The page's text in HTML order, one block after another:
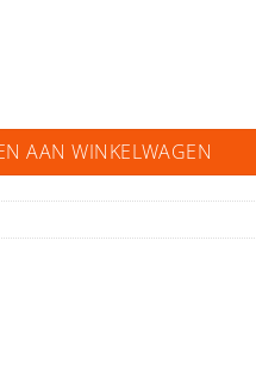
AAN WINKELWAGEN